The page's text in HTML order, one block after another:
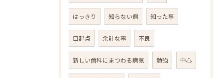
はっきり 知らない側 知った事
口起点 余計な事 不良
新しい歯科にまつわる病気 勉強 中心